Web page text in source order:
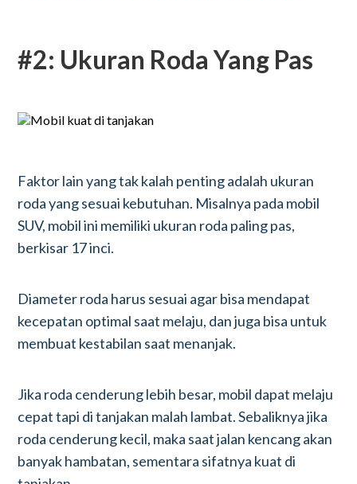
#2: Ukuran Roda Yang Pas
Faktor lain yang tak kalah penting adalah ukuran
roda yang sesuai kebutuhan. Misalnya pada mobil
SUV, mobil ini memiliki ukuran roda paling pas,
berkisar 17 inci.
Diameter roda harus sesuai agar bisa mendapat
kecepatan optimal saat melaju, dan juga bisa untuk
membuat kestabilan saat menanjak.
Jika roda cenderung lebih besar, mobil dapat melaju
cepat tapi di tanjakan malah lambat. Sebaliknya jika
roda cenderung kecil, maka saat jalan kencang akan
banyak hambatan, sementara sifatnya kuat di